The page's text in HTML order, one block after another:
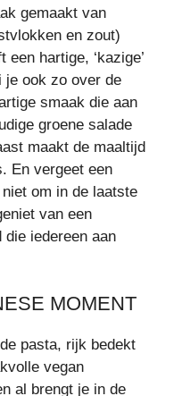
gemaakt van
en zout)
hartige, ‘kazige’
je ook zo over de
smaak die aan
groene salade
maakt de maaltijd
En vergeet een
om in de laatste
van een
iedereen aan
MOMENT
pasta, rijk bedekt
vegan
al brengt je in de